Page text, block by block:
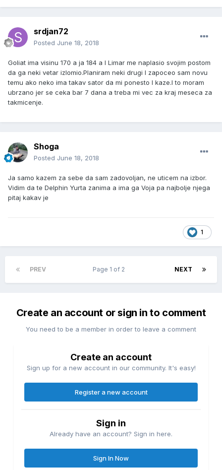
srdjan72
Posted June 18, 2018
Goliat ima visinu 170 a ja 184 a I Limar me naplasio svojim postom
da ga neki vetar izlomio.Planiram neki drugi I zapoceo sam novu
temu ako neko ima takav sator da mi ponesto I kaze.I to moram
ubrzano jer se ceka bar 7 dana a treba mi vec za kraj meseca za
takmicenje.
Shoga
Posted June 18, 2018
Ja samo kazem za sebe da sam zadovoljan, ne uticem na izbor.
Vidim da te Delphin Yurta zanima a ima ga Voja pa najbolje njega
pitaj kakav je
1
PREV NEXT
Page 1 of 2
Create an account or sign in to comment
You need to be a member in order to leave a comment
Create an account
Sign up for a new account in our community. It's easy!
Register a new account
Sign in
Already have an account? Sign in here.
Sign In Now